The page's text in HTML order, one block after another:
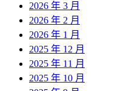
2026 年 3 月
2026 年 2 月
2026 年 1 月
2025 年 12 月
2025 年 11 月
2025 年 10 月